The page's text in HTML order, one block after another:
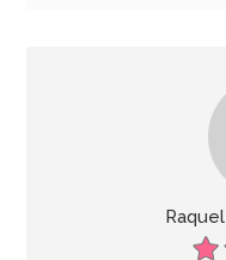
Raquel